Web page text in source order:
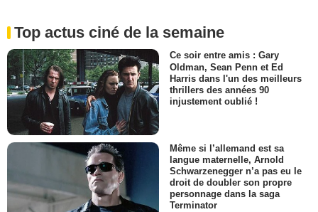
Top actus ciné de la semaine
Ce soir entre amis : Gary
Oldman, Sean Penn et Ed
Harris dans l'un des meilleurs
thrillers des années 90
injustement oublié !
Même si l’allemand est sa
langue maternelle, Arnold
Schwarzenegger n’a pas eu le
droit de doubler son propre
personnage dans la saga
Terminator